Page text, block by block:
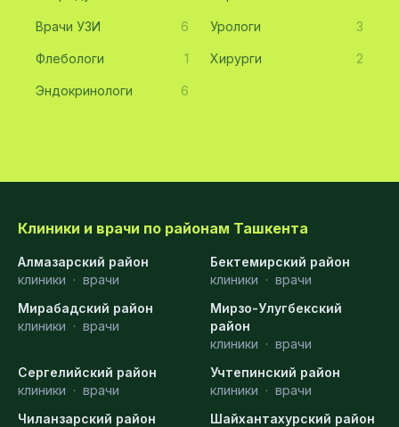
Врачи УЗИ 6 Урологи 3
Флебологи 1 Хирурги 2
Эндокринологи 6
Клиники и врачи по районам Ташкента
Алмазарский район
клиники · врачи
Бектемирский район
клиники · врачи
Мирабадский район
клиники · врачи
Мирзо-Улугбекский
район
клиники · врачи
Сергелийский район
клиники · врачи
Учтепинский район
клиники · врачи
Чиланзарский район
Шайхантахурский район